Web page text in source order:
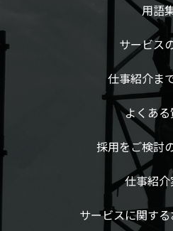
用語
サービス
仕事紹介ま
よくある
採用をご検討
仕事紹
サービスに関す